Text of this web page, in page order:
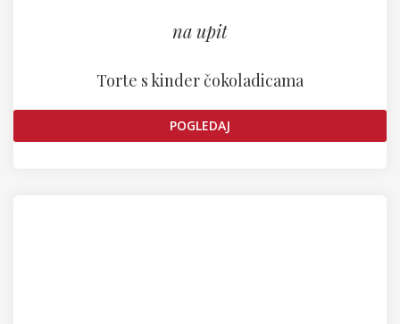
na upit
Torte s kinder čokoladicama
POGLEDAJ